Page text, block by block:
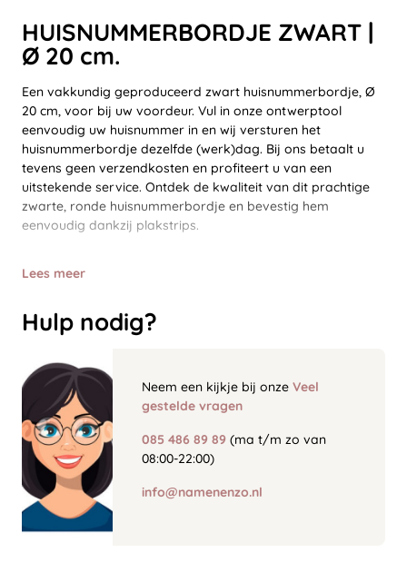
HUISNUMMERBORDJE ZWART |
Ø 20 cm.
Een vakkundig geproduceerd zwart huisnummerbordje, Ø
20 cm, voor bij uw voordeur. Vul in onze ontwerptool
eenvoudig uw huisnummer in en wij versturen het
huisnummerbordje dezelfde (werk)dag. Bij ons betaalt u
tevens geen verzendkosten en profiteert u van een
uitstekende service. Ontdek de kwaliteit van dit prachtige
zwarte, ronde huisnummerbordje en bevestig hem
eenvoudig dankzij plakstrips.
Lees meer
Hulp nodig?
Neem een kijkje bij onze Veel
gestelde vragen
085 486 89 89 (ma t/m zo van
08:00-22:00)
info@namenenzo.nl